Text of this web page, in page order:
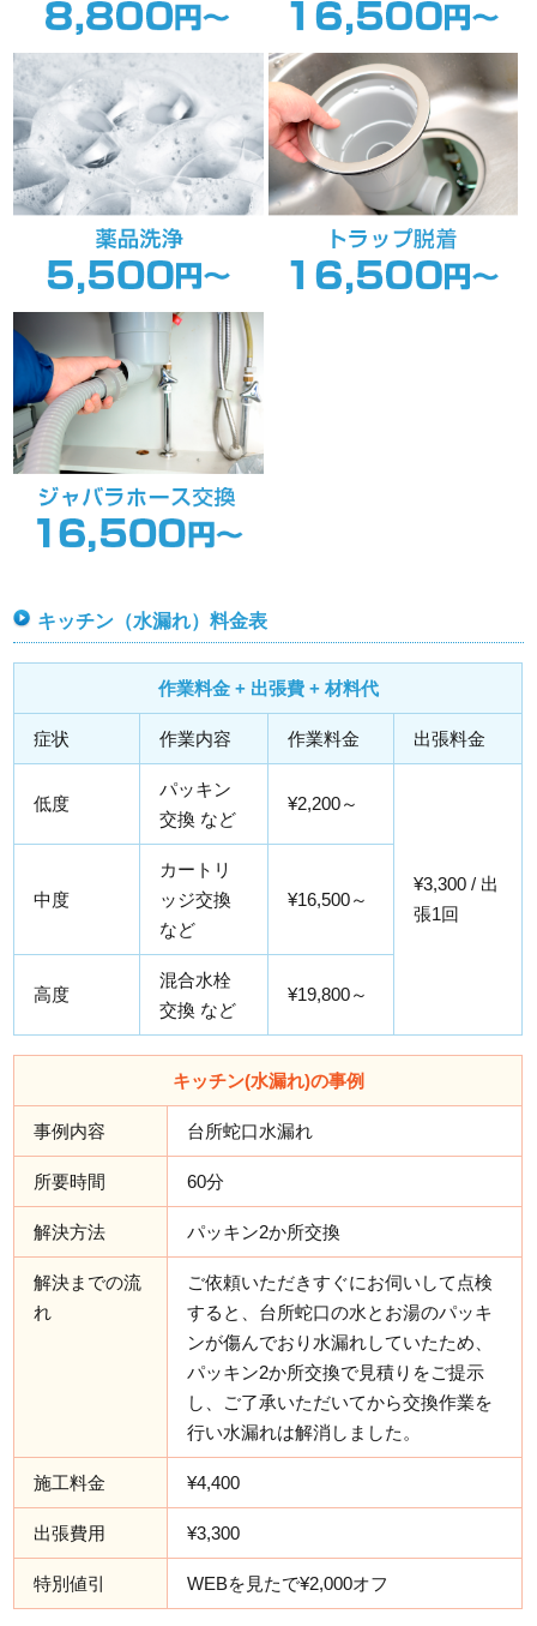
キッチン（水漏れ）料金表
作業料金 + 出張費 + 材料代
症状 作業内容 作業料金 出張料金
低度
パッキン
交換 など
¥2,200～
¥3,300 / 出
張1回
中度
カートリ
ッジ交換
など
¥16,500～
高度
混合水栓
交換 など
¥19,800～
キッチン(水漏れ)の事例
事例内容 台所蛇口水漏れ
所要時間 60分
解決方法 パッキン2か所交換
解決までの流
れ
ご依頼いただきすぐにお伺いして点検
すると、台所蛇口の水とお湯のパッキ
ンが傷んでおり水漏れしていたため、
パッキン2か所交換で見積りをご提示
し、ご了承いただいてから交換作業を
行い水漏れは解消しました。
施工料金 ¥4,400
出張費用 ¥3,300
特別値引 WEBを見たで¥2,000オフ